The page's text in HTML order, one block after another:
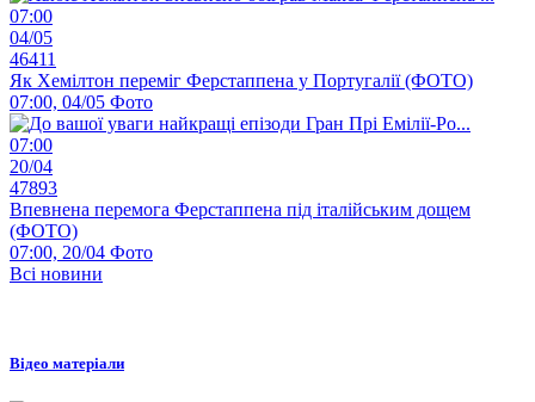
07:00
04/05
46411
Як Хемілтон переміг Ферстаппена у Португалії (ФОТО)
07:00, 04/05 Фото
07:00
20/04
47893
Впевнена перемога Ферстаппена під італійським дощем
(ФОТО)
07:00, 20/04 Фото
Всі новини
Відео матеріали